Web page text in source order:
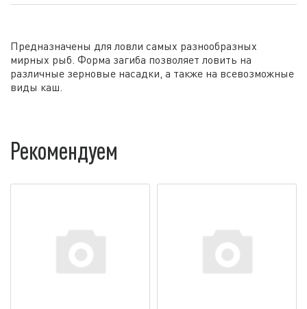
Предназначены для ловли самых разнообразных
мирных рыб. Форма загиба позволяет ловить на
различные зерновые насадки, а также на всевозможные
виды каш.
Рекомендуем